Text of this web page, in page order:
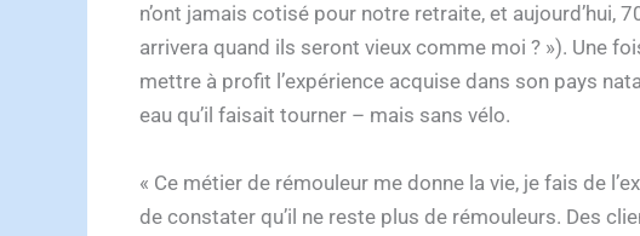
n’ont jamais cotisé pour notre retraite, et aujourd’hui,
arrivera quand ils seront vieux comme moi ? »). Une
mettre à profit l’expérience acquise dans son pays
eau qu’il faisait tourner – mais sans vélo.
« Ce métier de rémouleur me donne la vie, je fais de
de constater qu’il ne reste plus de rémouleurs. Des